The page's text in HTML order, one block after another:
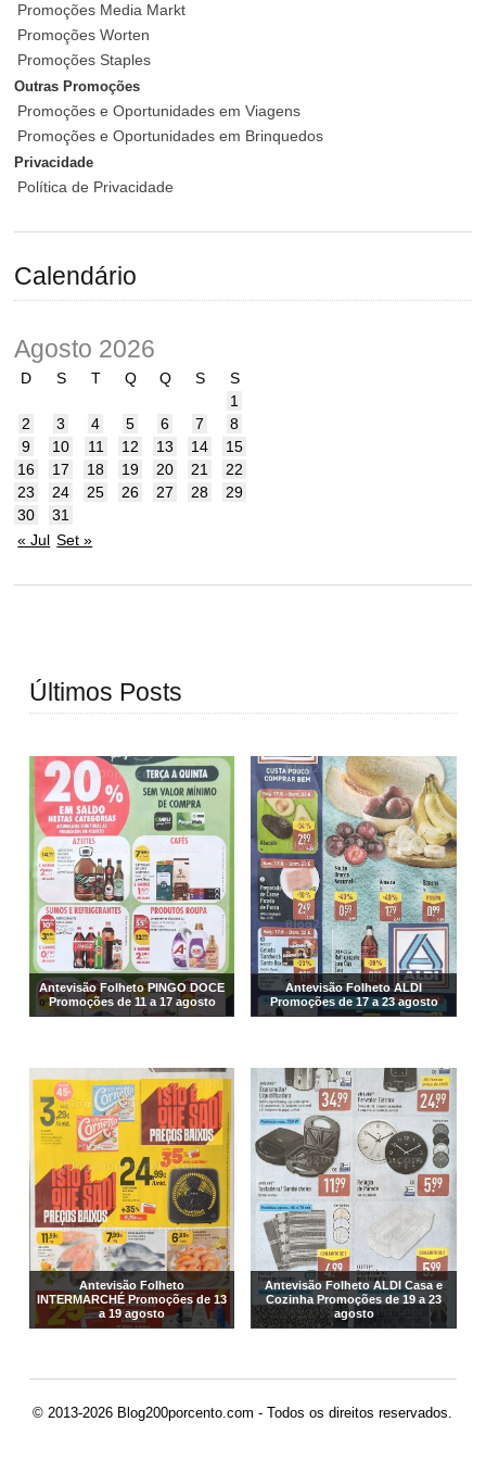
Promoções Media Markt
Promoções Worten
Promoções Staples
Outras Promoções
Promoções e Oportunidades em Viagens
Promoções e Oportunidades em Brinquedos
Privacidade
Política de Privacidade
Calendário
Agosto 2026
D S T Q Q S
S
1
2
3 4 5 6 7
8
9
10 11 12 13 14
15
16
17 18 19 20 21
22
23
24 25 26 27 28
29
30
31
« Jul Set »
Últimos Posts
Antevisão Folheto PINGO DOCE
Promoções de 11 a 17 agosto
Antevisão Folheto ALDI
Promoções de 17 a 23 agosto
Antevisão Folheto
INTERMARCHÉ Promoções de 13
a 19 agosto
Antevisão Folheto ALDI Casa e
Cozinha Promoções de 19 a 23
agosto
© 2013-2026 Blog200porcento.com - Todos os direitos reservados.